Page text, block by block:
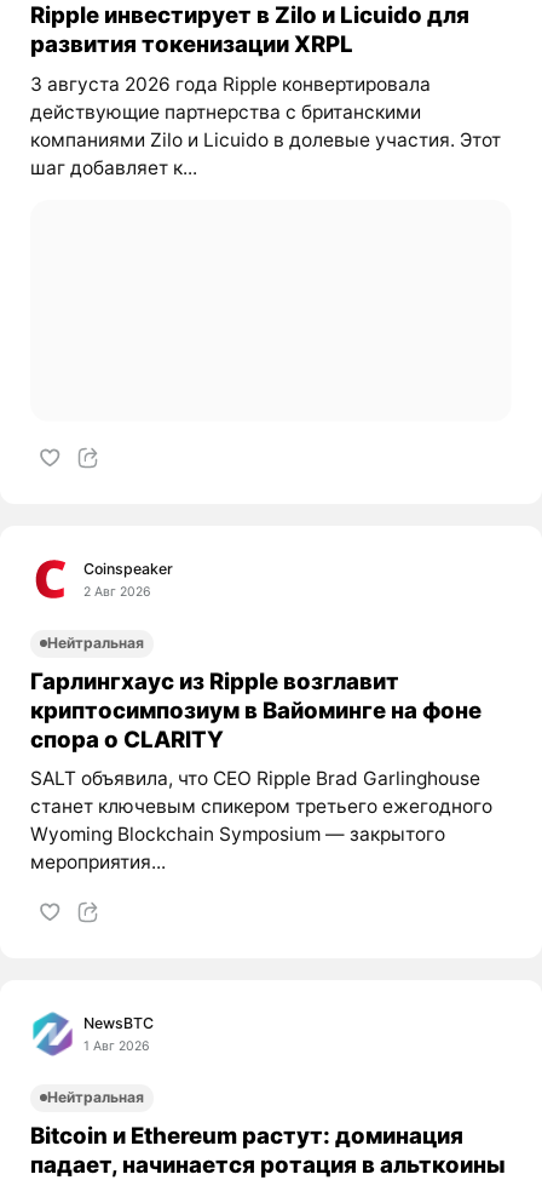
Ripple инвестирует в Zilo и Licuido для
развития токенизации XRPL
3 августа 2026 года Ripple конвертировала
действующие партнерства с британскими
компаниями Zilo и Licuido в долевые участия. Этот
шаг добавляет к...
Coinspeaker
2 Авг 2026
Нейтральная
Гарлингхаус из Ripple возглавит
криптосимпозиум в Вайоминге на фоне
спора о CLARITY
SALT объявила, что CEO Ripple Brad Garlinghouse
станет ключевым спикером третьего ежегодного
Wyoming Blockchain Symposium — закрытого
мероприятия...
NewsBTC
1 Авг 2026
Нейтральная
Bitcoin и Ethereum растут: доминация
падает, начинается ротация в альткоины